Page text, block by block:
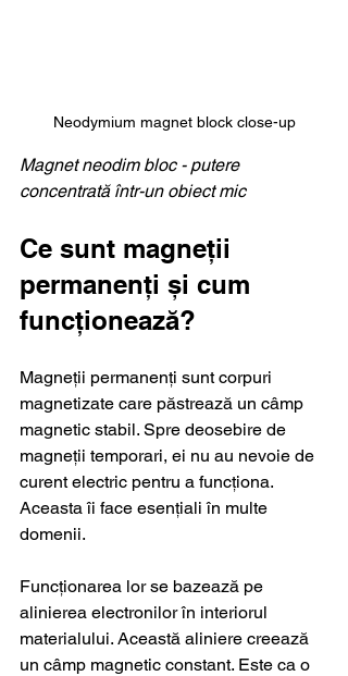
Neodymium magnet block close-up
Magnet neodim bloc - putere
concentrată într-un obiect mic
Ce sunt magneții
permanenți și cum
funcționează?
Magneții permanenți sunt corpuri
magnetizate care păstrează un câmp
magnetic stabil. Spre deosebire de
magneții temporari, ei nu au nevoie de
curent electric pentru a funcționa.
Aceasta îi face esențiali în multe
domenii.
Funcționarea lor se bazează pe
alinierea electronilor în interiorul
materialului. Această aliniere creează
un câmp magnetic constant. Este ca o